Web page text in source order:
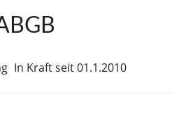
In Kraft seit 01.1.2010